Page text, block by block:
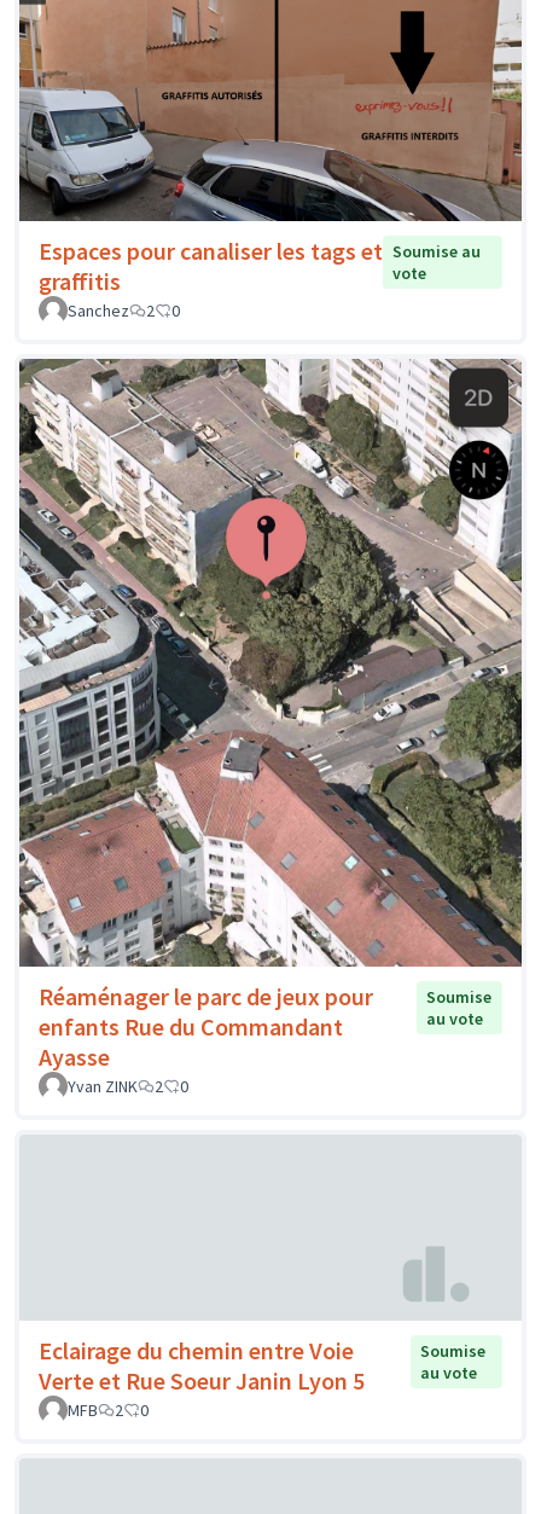
Espaces pour canaliser les tags et
graffitis
Soumise au
vote
Sanchez
2 0
Réaménager le parc de jeux pour
enfants Rue du Commandant
Ayasse
Soumise
au vote
Yvan ZINK 2 0
Eclairage du chemin entre Voie
Verte et Rue Soeur Janin Lyon 5
Soumise
au vote
MFB
2 0